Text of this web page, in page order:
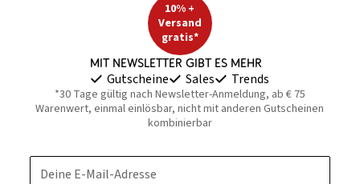
10% +
Versand
gratis*
Mit Newsletter gibt es mehr
Gutscheine Sales Trends
*30 Tage gültig nach Newsletter-Anmeldung, ab € 75
Warenwert, einmal einlösbar, nicht mit anderen Gutscheinen
kombinierbar
Deine E-Mail-Adresse